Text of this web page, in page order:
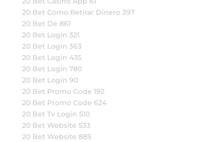
20 Bet Como Retirar Dinero 397
20 Bet De 861
20 Bet Login 321
20 Bet Login 363
20 Bet Login 435
20 Bet Login 780
20 Bet Login 90
20 Bet Promo Code 192
20 Bet Promo Code 624
20 Bet Tv Login 510
20 Bet Website 533
20 Bet Website 885